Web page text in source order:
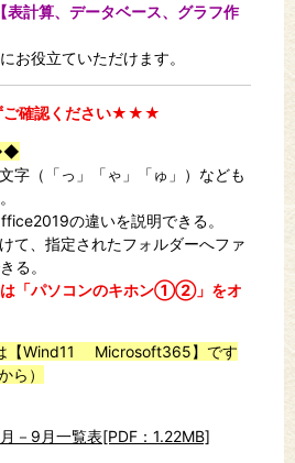
【表計算、データベース、グラフ作
役立ていただけます。
確認ください★★★
（「っ」「ゃ」「ゅ」）なども
の違いを説明できる。
、指定されたフォルダーへファ
る。
「パソコンのキホン①②」をオ
【Wind11 Microsoft365】です
）
－9月一覧表[PDF：1.22MB]